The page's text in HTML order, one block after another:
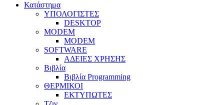
Κατάστημα
ΥΠΟΛΟΓΙΣΤΕΣ
DESKTOP
MODEM
MODEM
SOFTWARE
ΑΔΕΙΕΣ ΧΡΗΣΗΣ
Βιβλία
Βιβλία Programming
ΘΕΡΜΙΚΟΙ
ΕΚΤΥΠΩΤΕΣ